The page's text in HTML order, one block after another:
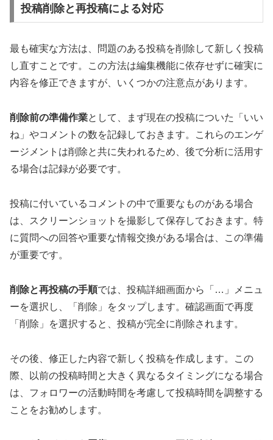
投稿削除と再投稿による対応
最も確実な方法は、問題のある投稿を削除して新しく投稿
し直すことです。この方法は編集機能に依存せずに確実に
内容を修正できますが、いくつかの注意点があります。
削除前の準備作業として、まず現在の投稿についた「いい
ね」やコメントの数を記録しておきます。これらのエンゲ
ージメントは削除と共に失われるため、後で分析に活用す
る場合は記録が必要です。
投稿に付いているコメントの中で重要なものがある場合
は、スクリーンショットを撮影して保存しておきます。特
に質問への回答や重要な情報交換がある場合は、この準備
が重要です。
削除と再投稿の手順では、投稿詳細画面から「…」メニュ
ーを選択し、「削除」をタップします。確認画面で再度
「削除」を選択すると、投稿が完全に削除されます。
その後、修正した内容で新しく投稿を作成します。この
際、以前の投稿時間と大きく異なるタイミングになる場合
は、フォロワーの活動時間を考慮して投稿時間を調整する
ことをお勧めします。